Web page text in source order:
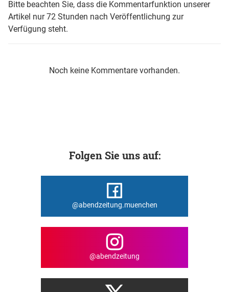
Bitte beachten Sie, dass die Kommentarfunktion unserer
Artikel nur 72 Stunden nach Veröffentlichung zur
Verfügung steht.
Noch keine Kommentare vorhanden.
Folgen Sie uns auf:
@abendzeitung.muenchen
@abendzeitung